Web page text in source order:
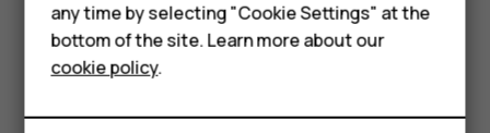
HMD Terra M
For business
Tablets
any time by selecting "Cookie Settings" at the
bottom of the site. Learn more about our
cookie policy.